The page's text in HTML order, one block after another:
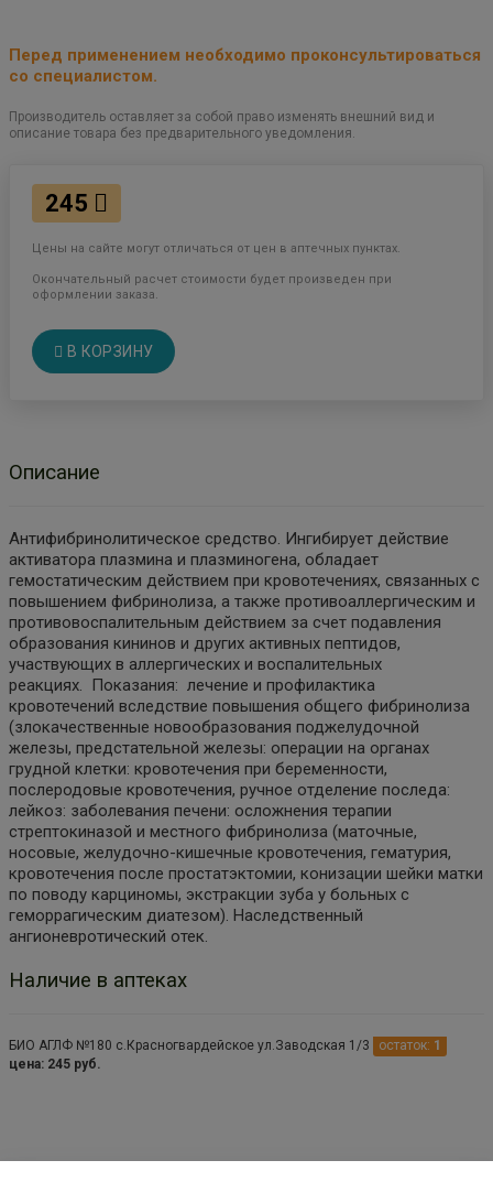
Перед применением необходимо проконсультироваться
со специалистом.
Производитель оставляет за собой право изменять внешний вид и
описание товара без предварительного уведомления.
245
Цены на сайте могут отличаться от цен в аптечных пунктах.
Окончательный расчет стоимости будет произведен при
оформлении заказа.
В КОРЗИНУ
Описание
Антифибринолитическое средство. Ингибирует действие
активатора плазмина и плазминогена, обладает
гемостатическим действием при кровотечениях, связанных с
повышением фибринолиза, а также противоаллергическим и
противовоспалительным действием за счет подавления
образования кининов и других активных пептидов,
участвующих в аллергических и воспалительных
реакциях. Показания: лечение и профилактика
кровотечений вследствие повышения общего фибринолиза
(злокачественные новообразования поджелудочной
железы, предстательной железы: операции на органах
грудной клетки: кровотечения при беременности,
послеродовые кровотечения, ручное отделение последа:
лейкоз: заболевания печени: осложнения терапии
стрептокиназой и местного фибринолиза (маточные,
носовые, желудочно-кишечные кровотечения, гематурия,
кровотечения после простатэктомии, конизации шейки матки
по поводу карциномы, экстракции зуба у больных с
геморрагическим диатезом). Наследственный
ангионевротический отек.
Наличие в аптеках
БИО АГЛФ №180 с.Красногвардейское ул.Заводская 1/3 остаток: 1
цена: 245 руб.